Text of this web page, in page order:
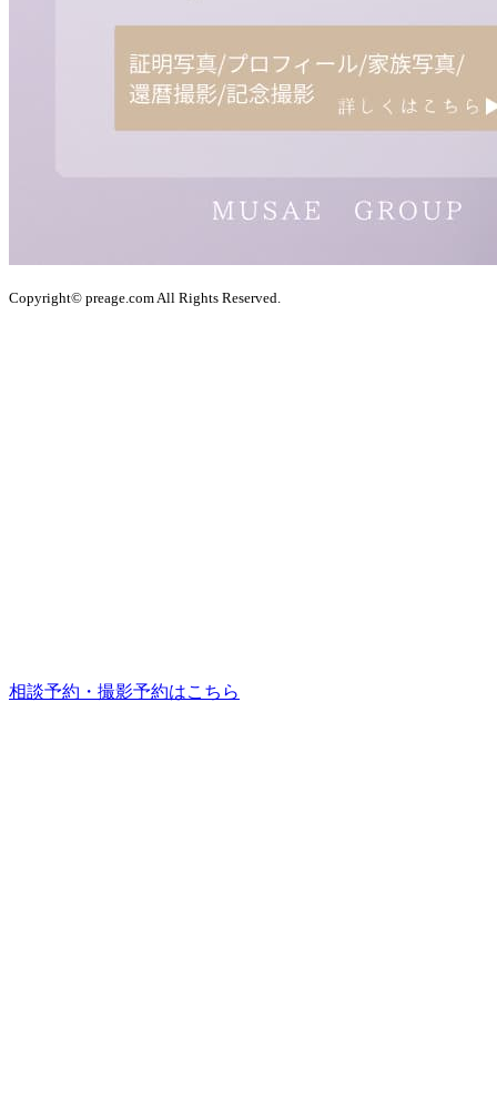
Copyright© preage.com All Rights Reserved.
相談予約・撮影予約はこちら